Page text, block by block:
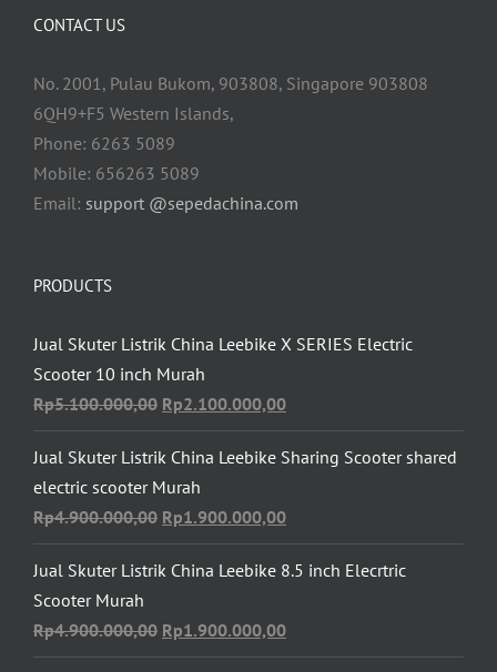
CONTACT US
No. 2001, Pulau Bukom, 903808, Singapore 903808
6QH9+F5 Western Islands,
Phone: 6263 5089
Mobile: 656263 5089
Email: support @sepedachina.com
PRODUCTS
Jual Skuter Listrik China Leebike X SERIES Electric
Scooter 10 inch Murah
Rp5.100.000,00 Original
price
was:
Rp5.100.000,00.
Rp2.100.000,00Current
price
is:
Jual Skuter Listrik China Leebike Sharing Scooter shared
electric scooter Murah
Rp4.900.000,00 Original
price
was:
Rp1.900.000,00Current
price
is:
Jual Skuter Listrik China Leebike 8.5 inch Elecrtric
Scooter Murah
Rp4.900.000,00 Original
price
Rp1.900.000,00Current
price